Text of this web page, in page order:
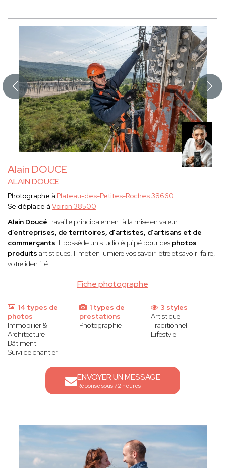
Alain DOUCE
ALAIN DOUCE
Fiche photographe
Photographe à Plateau-des-Petites-Roches 38660
Se déplace à Voiron 38500
Alain Doucé travaille principalement à la mise en valeur
d’entreprises, de territoires, d’artistes, d’artisans et de
commerçants. Il possède un studio équipé pour des photos
produits artistiques. Il met en lumière vos savoir-être et savoir-faire,
votre identité.
14 types de
photos
Immobilier &
Architecture
Bâtiment
Suivi de chantier
1 types de
prestations
Photographie
3 styles
Artistique
Traditionnel
Lifestyle
ENVOYER UN MESSAGE
Réponse sous 72 heures